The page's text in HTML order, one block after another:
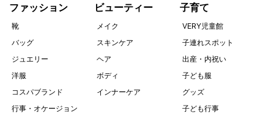
ファッション
靴
バッグ
ジュエリー
洋服
コスパブランド
行事・オケージョン
ビューティー
メイク
スキンケア
ヘア
ボディ
インナーケア
子育て
VERY児童館
子連れスポット
出産・内祝い
子ども服
グッズ
子ども行事